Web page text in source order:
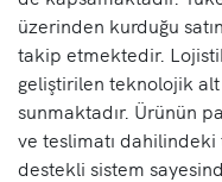
üzerinden kurduğu
takip etmektedir.
geliştirilen teknolojik
sunmaktadır. Ürünün
ve teslimatı
destekli sistem